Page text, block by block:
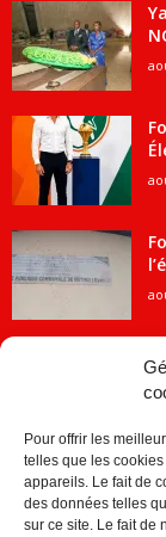
Pour offrir les
telles que les
appareils. Le fait de
des données telles
sur ce site. Le fait de
ACTUALITES
Economie